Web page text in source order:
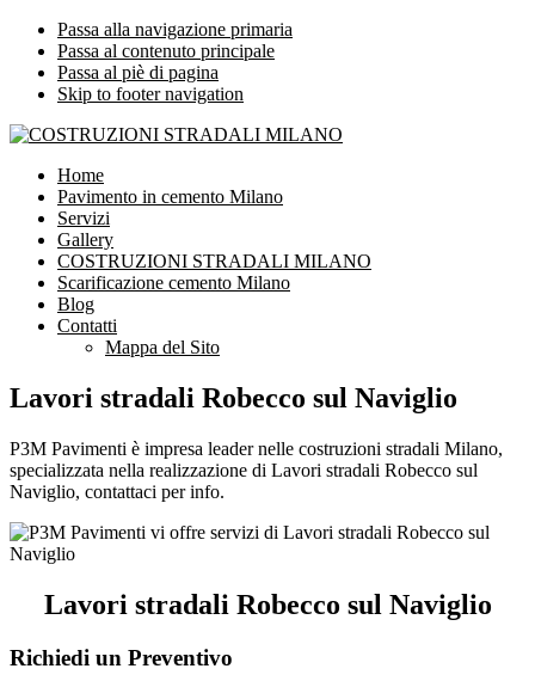
Passa alla navigazione primaria
Passa al contenuto principale
Passa al piè di pagina
Skip to footer navigation
COSTRUZIONI STRADALI MILANO
Impresa leader nelle costruzioni stradali Milano
Home
Pavimento in cemento Milano
Servizi
Gallery
COSTRUZIONI STRADALI MILANO
Scarificazione cemento Milano
Blog
Contatti
Mappa del Sito
Lavori stradali Robecco sul Naviglio
P3M Pavimenti è impresa leader nelle costruzioni stradali Milano,
specializzata nella realizzazione di Lavori stradali Robecco sul
Naviglio, contattaci per info.
Lavori stradali Robecco sul Naviglio
Richiedi un Preventivo